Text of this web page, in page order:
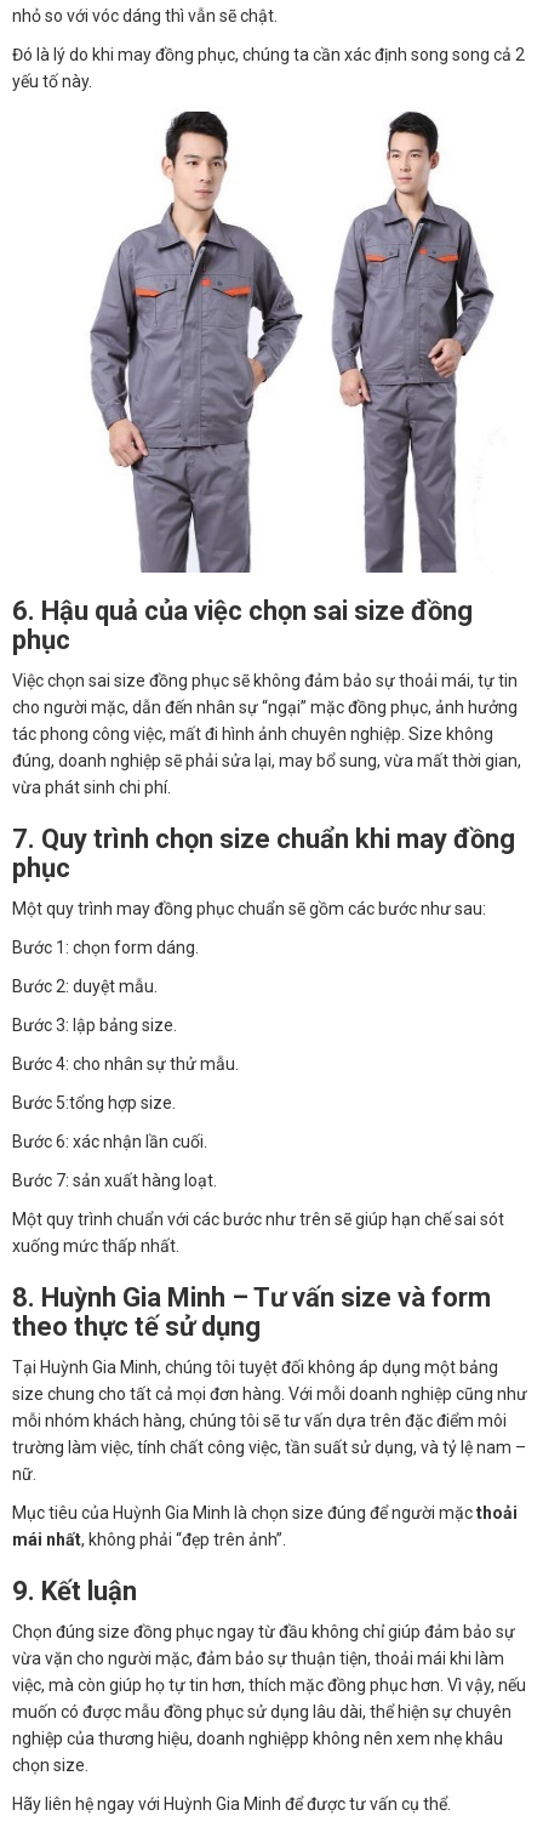
nhỏ so với vóc dáng thì vẫn sẽ chật.
Đó là lý do khi may đồng phục, chúng ta cần xác định song song cả 2
yếu tố này.
6. Hậu quả của việc chọn sai size đồng
phục
Việc chọn sai size đồng phục sẽ không đảm bảo sự thoải mái, tự tin
cho người mặc, dẫn đến nhân sự “ngại” mặc đồng phục, ảnh hưởng
tác phong công việc, mất đi hình ảnh chuyên nghiệp. Size không
đúng, doanh nghiệp sẽ phải sửa lại, may bổ sung, vừa mất thời gian,
vừa phát sinh chi phí.
7. Quy trình chọn size chuẩn khi may đồng
phục
Một quy trình may đồng phục chuẩn sẽ gồm các bước như sau:
Bước 1: chọn form dáng.
Bước 2: duyệt mẫu.
Bước 3: lập bảng size.
Bước 4: cho nhân sự thử mẫu.
Bước 5:tổng hợp size.
Bước 6: xác nhận lần cuối.
Bước 7: sản xuất hàng loạt.
Một quy trình chuẩn với các bước như trên sẽ giúp hạn chế sai sót
xuống mức thấp nhất.
8. Huỳnh Gia Minh – Tư vấn size và form
theo thực tế sử dụng
Tại Huỳnh Gia Minh, chúng tôi tuyệt đối không áp dụng một bảng
size chung cho tất cả mọi đơn hàng. Với mỗi doanh nghiệp cũng như
mỗi nhóm khách hàng, chúng tôi sẽ tư vấn dựa trên đặc điểm môi
trường làm việc, tính chất công việc, tần suất sử dụng, và tỷ lệ nam –
nữ.
Mục tiêu của Huỳnh Gia Minh là chọn size đúng để người mặcthoải
mái nhất, không phải “đẹp trên ảnh”.
9. Kết luận
Chọn đúng size đồng phục ngay từ đầu không chỉ giúp đảm bảo sự
vừa vặn cho người mặc, đảm bảo sự thuận tiện, thoải mái khi làm
việc, mà còn giúp họ tự tin hơn, thích mặc đồng phục hơn. Vì vậy, nếu
muốn có được mẫu đồng phục sử dụng lâu dài, thể hiện sự chuyên
nghiệp của thương hiệu, doanh nghiệpp không nên xem nhẹ khâu
chọn size.
Hãy liên hệ ngay với Huỳnh Gia Minh để được tư vấn cụ thể.